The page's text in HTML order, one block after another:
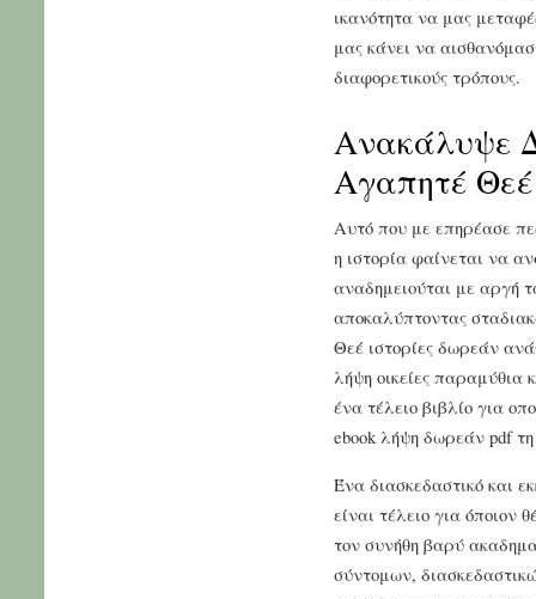
ικανότητα να μας
μας κάνει να
διαφορετικούς τρόπους.
Ανακάλυψε
Αγαπητέ Θεέ
Αυτό που με επηρέασε
η ιστορία φαίνεται να
αναδημειούται με αργή
αποκαλύπτοντας
Θεέ ιστορίες δωρεάν
λήψη οικείες παραμύθια
ένα τέλειο βιβλίο για
ebook λήψη δωρεάν pdf τη
Ένα διασκεδαστικό και
είναι τέλειο για όποιον
τον συνήθη βαρύ
σύντομων,